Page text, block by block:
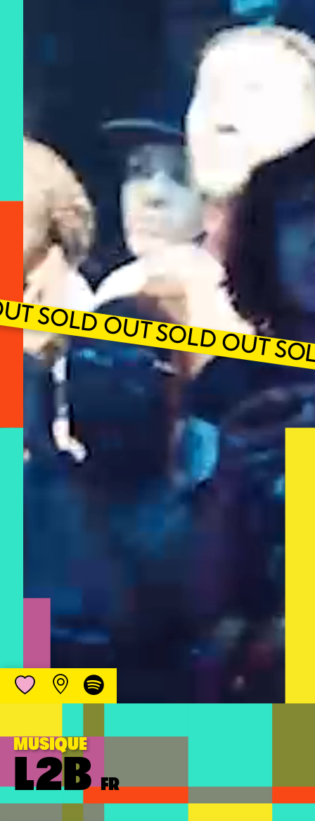
OUT SOLD OUT
MUSIQUE
L2B FR